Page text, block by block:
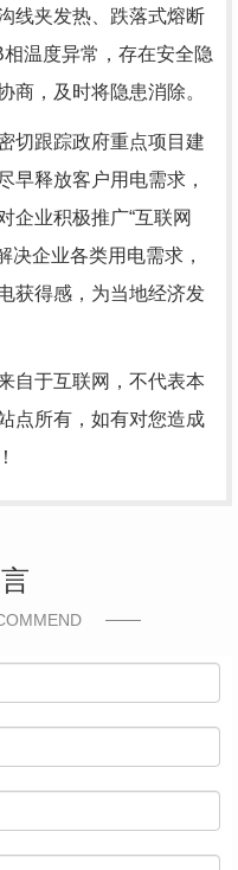
线夹发热、跌落式熔断
温度异常，存在安全隐
商，及时将隐患消除。
切跟踪政府重点项目建
早释放客户用电需求，
企业积极推广“互联网
决企业各类用电需求，
获得感，为当地经济发
自于互联网，不代表本
点所有，如有对您造成